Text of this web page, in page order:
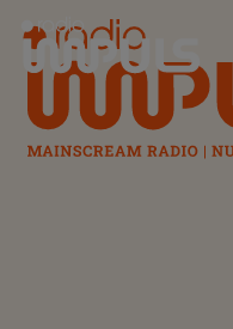
Radio Impuls